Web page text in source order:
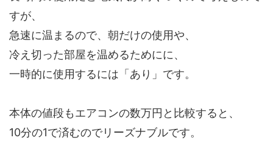
すが、
急速に温まるので、朝だけの使用や、
冷え切った部屋を温めるためにに、
一時的に使用するには「あり」です。
本体の値段もエアコンの数万円と比較すると、
10分の1で済むのでリーズナブルです。